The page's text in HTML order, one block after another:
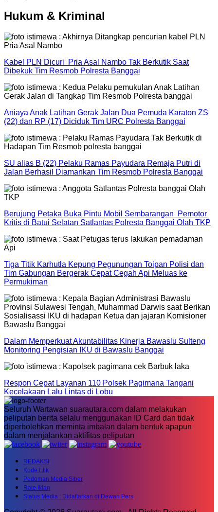
Hukum & Kriminal
Kabel PLN Dicuri Pria Asal Nambo Tak Berkutik Saat
Dibekuk Tim Resmob Polresta Banggai
Aniaya Anak Latihan Gerak Jalan Dua Pemuda Karaton ZS
(22) dan RP (17) Diciduk Tim URC Polresta Banggai
SU alias B (22) Pelaku Ramas Payudara Remaja Putri di
Jalan Berhasil Diamankan Tim Resmob Polresta Banggai
Berujung Petaka Buka Pintu Mobil Sembarangan Pemotor
Kritis di Batui Selatan Satlantas Polresta Banggai Olah TKP
Tiga Titik Karhutla Kepung Pegunungan Toipan Polisi dan
Tim Gabungan Bergerak Cepat Cegah Api Meluas ke
Permukiman
Dalam Memperkuat Akuntabilitas Kinerja Bawaslu Sulteng
Monitoring Pengisian IKU di Bawaslu Banggai
Respon Cepat Layanan 110 Polsek Pagimana Tangani
Kecelakaan Lalu Lintas di Lobu
Seluruh Wartawan suarautara.com dalam melakukan
peliputan berita selalu menggunakan ID Card dan tidak
diperbolehkan meminta imbalan dalam bentuk apapun
dalam menjalankan aktifitas peliputan
REDAKSI
Kode Etik
Pedoman Media Siber
Rate Iklan
Status Media : Didaftarkan di Dewan Pers